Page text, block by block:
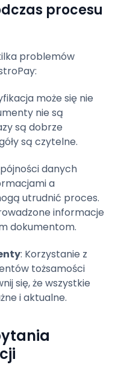
procesu
problemów
może się nie
nie są
są dobrze
są czytelne.
danych
a
utrudnić proces.
informacje
dokumentom.
: Korzystanie z
tożsamości
się, że wszystkie
i aktualne.